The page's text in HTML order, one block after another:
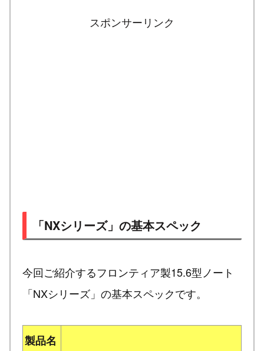
スポンサーリンク
「NXシリーズ」の基本スペック
今回ご紹介するフロンティア製15.6型ノート
「NXシリーズ」の基本スペックです。
製品名